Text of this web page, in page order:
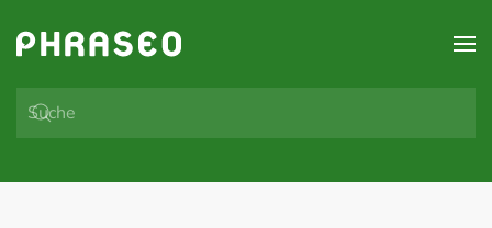
Zum Hauptinhalt springen